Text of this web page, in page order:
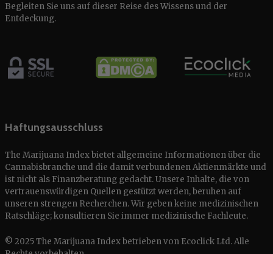
Begleiten Sie uns auf dieser Reise des Wissens und der
Entdeckung.
Haftungsausschluss
The Marijuana Index bietet allgemeine Informationen über die
Cannabisbranche und die damit verbundenen Aktienmärkte und
ist nicht als Finanzberatung gedacht. Unsere Inhalte, die von
vertrauenswürdigen Quellen gestützt werden, beruhen auf
unseren strengen Recherchen. Wir geben keine medizinischen
Ratschläge; konsultieren Sie immer medizinische Fachleute.
© 2025 The Marijuana Index betrieben von Ecoclick Ltd. Alle